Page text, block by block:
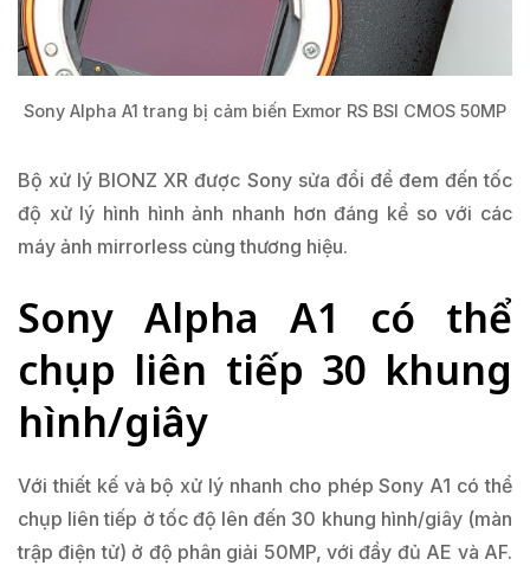
Sony Alpha A1 trang bị cảm biến Exmor RS BSI CMOS 50MP
Bộ xử lý BIONZ XR được Sony sửa đổi để đem đến tốc
độ xử lý hình hình ảnh nhanh hơn đáng kể so với các
máy ảnh mirrorless cùng thương hiệu.
Sony Alpha A1 có thể
chụp liên tiếp 30 khung
hình/giây
Với thiết kế và bộ xử lý nhanh cho phép Sony A1 có thể
chụp liên tiếp ở tốc độ lên đến 30 khung hình/giây (màn
trập điện tử) ở độ phân giải 50MP, với đầy đủ AE và AF.